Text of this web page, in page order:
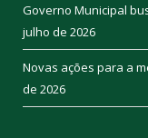
Governo Municipal
julho de 2026
Novas ações para a
de 2026